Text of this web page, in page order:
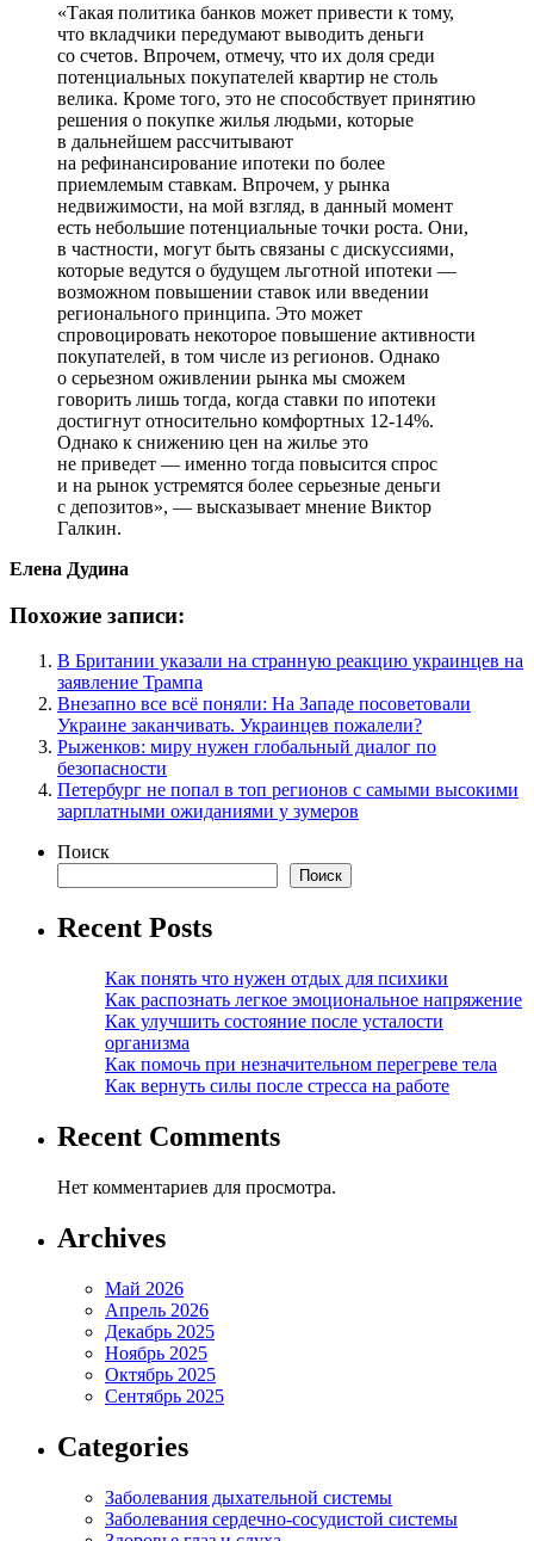
«Такая политика банков может привести к тому,
что вкладчики передумают выводить деньги
со счетов. Впрочем, отмечу, что их доля среди
потенциальных покупателей квартир не столь
велика. Кроме того, это не способствует принятию
решения о покупке жилья людьми, которые
в дальнейшем рассчитывают
на рефинансирование ипотеки по более
приемлемым ставкам. Впрочем, у рынка
недвижимости, на мой взгляд, в данный момент
есть небольшие потенциальные точки роста. Они,
в частности, могут быть связаны с дискуссиями,
которые ведутся о будущем льготной ипотеки —
возможном повышении ставок или введении
регионального принципа. Это может
спровоцировать некоторое повышение активности
покупателей, в том числе из регионов. Однако
о серьезном оживлении рынка мы сможем
говорить лишь тогда, когда ставки по ипотеки
достигнут относительно комфортных 12-14%.
Однако к снижению цен на жилье это
не приведет — именно тогда повысится спрос
и на рынок устремятся более серьезные деньги
с депозитов», — высказывает мнение Виктор
Галкин.
Елена Дудина
Похожие записи:
В Британии указали на странную реакцию украинцев на
заявление Трампа
Внезапно все всё поняли: На Западе посоветовали
Украине заканчивать. Украинцев пожалели?
Рыженков: миру нужен глобальный диалог по
безопасности
Петербург не попал в топ регионов с самыми высокими
зарплатными ожиданиями у зумеров
Поиск
Поиск
Recent Posts
Как понять что нужен отдых для психики
Как распознать легкое эмоциональное напряжение
Как улучшить состояние после усталости
организма
Как помочь при незначительном перегреве тела
Как вернуть силы после стресса на работе
Recent Comments
Нет комментариев для просмотра.
Archives
Май 2026
Апрель 2026
Декабрь 2025
Ноябрь 2025
Октябрь 2025
Сентябрь 2025
Categories
Заболевания дыхательной системы
Заболевания сердечно-сосудистой системы